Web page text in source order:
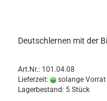
Deutschlernen mit der
Art.Nr.: 101.04.08
Lieferzeit:
solange Vorrat
Lagerbestand: 5 Stück